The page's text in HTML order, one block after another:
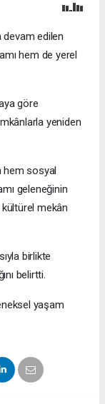
devam edilen
hem de yerel
göre
yeniden
hem sosyal
geleneğinin
mekân
birlikte
belirtti.
yaşam